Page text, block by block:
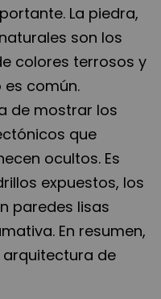
La piedra,
son los
colores terrosos y
común.
de mostrar los
que
ocultos. Es
expuestos, los
paredes lisas
En resumen,
de